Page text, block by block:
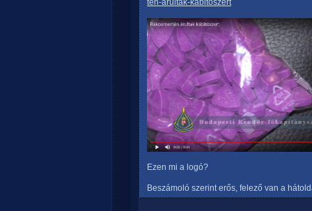
ten-arultak-kabitoszert
Ezen mi a logó?
Beszámoló szerint erős, felező van a